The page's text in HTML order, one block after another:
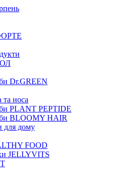
Dr.GREEN
та носа
PLANT PEPTIDE
BLOOMY HAIR
для дому
FOOD
JELLYVITS